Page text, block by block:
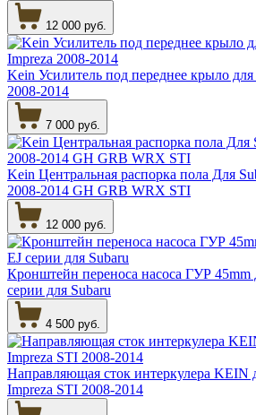
12 000 руб.
Kein Усилитель под переднее крыло для
2008-2014
7 000 руб.
Kein Центральная распорка пола Для
2008-2014 GH GRB WRX STI
12 000 руб.
Кронштейн переноса насоса ГУР 45mm
серии для Subaru
4 500 руб.
Направляющая сток интеркулера KEIN
Impreza STI 2008-2014